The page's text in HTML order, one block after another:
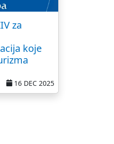
za
koje
16 DEC 2025